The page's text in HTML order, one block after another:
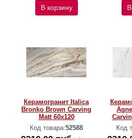
В корзину
Керамогранит Italica
Bronko Brown Carving
Matt 60x120
Код товара:52588
Код